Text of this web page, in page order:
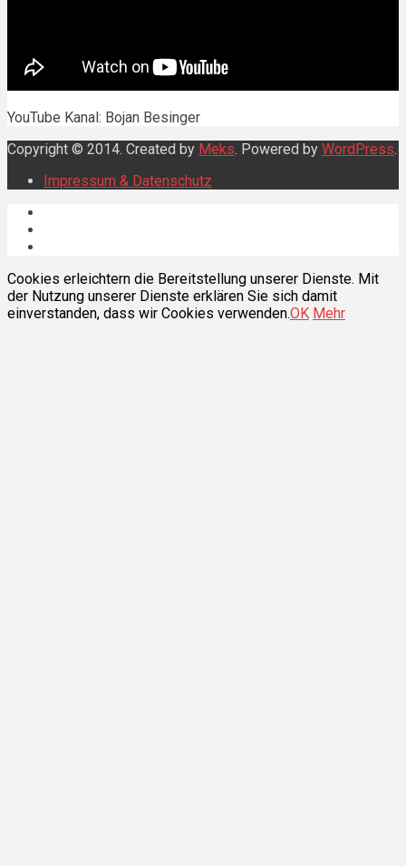
YouTube Kanal: Bojan Besinger
Copyright © 2014. Created by Meks. Powered by WordPress.
Impressum & Datenschutz
Cookies erleichtern die Bereitstellung unserer Dienste. Mit
der Nutzung unserer Dienste erklären Sie sich damit
einverstanden, dass wir Cookies verwenden.OK Mehr